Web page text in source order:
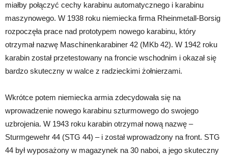
miałby połączyć cechy karabinu automatycznego i karabinu
maszynowego. W 1938 roku niemiecka firma Rheinmetall-Borsig
rozpoczęła prace nad prototypem nowego karabinu, który
otrzymał nazwę Maschinenkarabiner 42 (MKb 42). W 1942 roku
karabin został przetestowany na froncie wschodnim i okazał się
bardzo skuteczny w walce z radzieckimi żołnierzami.
Wkrótce potem niemiecka armia zdecydowała się na
wprowadzenie nowego karabinu szturmowego do swojego
uzbrojenia. W 1943 roku karabin otrzymał nową nazwę –
Sturmgewehr 44 (STG 44) – i został wprowadzony na front. STG
44 był wyposażony w magazynek na 30 naboi, a jego skuteczny